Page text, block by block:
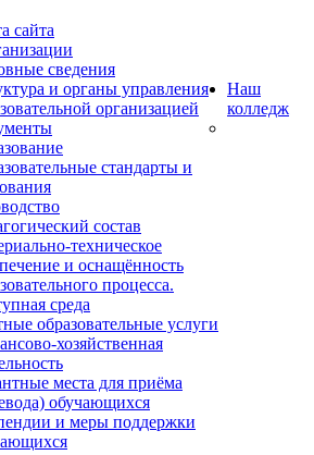
сайта
сведения
и органы управления
организацией
стандарты и
состав
техническое
и оснащённость
процесса.
среда
образовательные услуги
хозяйственная
места для приёма
обучающихся
и меры поддержки
Наш
колледж